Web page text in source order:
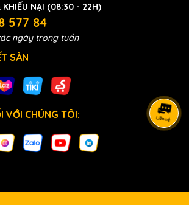
KHIẾU NẠI (08:30 - 22H)
577 84
ngày trong tuần
SÀN
VỚI CHÚNG TÔI: